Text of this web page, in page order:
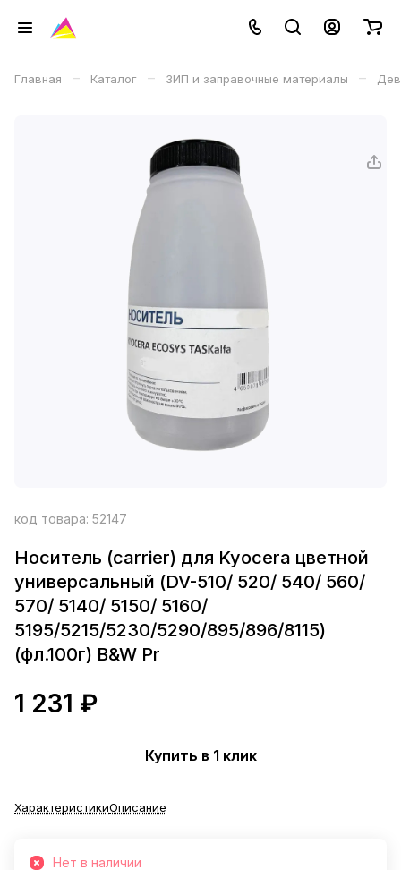
Главная – Каталог – ЗИП и заправочные материалы –
код товара: 52147
Носитель (carrier) для Kyocera цветной
универсальный (DV-510/ 520/ 540/ 560/
570/ 5140/ 5150/ 5160/
5195/5215/5230/5290/895/896/8115)
(фл.100г) B&W Pr
1 231 ₽
Купить в 1 клик
ХарактеристикиОписание
Нет в наличии